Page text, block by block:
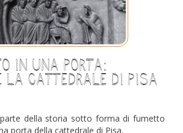
in una porta:
la cattedrale di Pisa
della storia sotto forma di fumetto
porta della cattedrale di Pisa.